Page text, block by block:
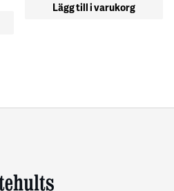
Lägg till i varukorg